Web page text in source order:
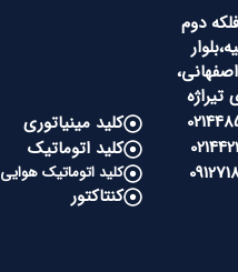
دوم
کلید مینیاتوری
کلید اتوماتیک
کلید اتوماتیک هوایی
کنتاکتور